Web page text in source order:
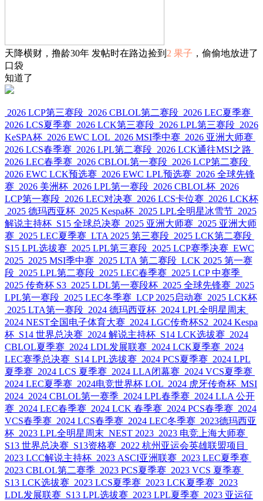
天降横财，撸龄30年 发帖时在路边捡到 2 果子 ，偷偷地放进了
口袋
知道了
2026 LCP第三赛段 2026 CBLOL第二赛段 2026 LEC夏季赛
2026 LCS夏季赛 2026 LCK第三赛段 2026 LPL第三赛段 2026
KeSPA杯 2026 EWC LOL 2026 MSI季中赛 2026 亚洲大师赛
2026 LCS春季赛 2026 LPL第二赛段 2026 LCK通往MSI之路
2026 LEC春季赛 2026 CBLOL第一赛段 2026 LCP第二赛段
2026 EWC LCK预选赛 2026 EWC LPL预选赛 2026 全球先锋
赛 2026 美洲杯 2026 LPL第一赛段 2026 CBLOL杯 2026
LCP第一赛段 2026 LEC对决赛 2026 LCS卡位赛 2026 LCK杯
2025 德玛西亚杯 2025 Kespa杯 2025 LPL全明星冰雪节 2025
解说主持杯 S15 全球总决赛 2025 亚洲大师赛 2025 亚洲大师
赛 2025 LEC夏季赛 LTA 2025 第三赛段 2025 LCK第二赛段
S15 LPL选拔赛 2025 LPL第三赛段 2025 LCP赛季决赛 EWC
2025 2025 MSI季中赛 2025 LTA 第二赛段 LCK 2025 第一赛
段 2025 LPL第二赛段 2025 LEC春季赛 2025 LCP 中赛季
2025 传奇杯 S3 2025 LDL第一赛段杯 2025 全球先锋赛 2025
LPL第一赛段 2025 LEC冬季赛 LCP 2025启动赛 2025 LCK杯
2025 LTA第一赛段 2024 德玛西亚杯 2024 LPL全明星周末
2024 NEST全国电子体育大赛 2024 LGC传奇杯S2 2024 Kespa
杯 S14 世界总决赛 2024 解说主持杯 S14 LCK选拔赛 2024
CBLOL夏季赛 2024 LDL发展联赛 2024 LCK夏季赛 2024
LEC赛季总决赛 S14 LPL选拔赛 2024 PCS夏季赛 2024 LPL
夏季赛 2024 LCS 夏季赛 2024 LLA闭幕赛 2024 VCS夏季赛
2024 LEC夏季赛 2024电竞世界杯 LOL 2024 虎牙传奇杯 MSI
2024 2024 CBLOL第一赛季 2024 LPL春季赛 2024 LLA 公开
赛 2024 LEC春季赛 2024 LCK 春季赛 2024 PCS春季赛 2024
VCS春季赛 2024 LCS春季赛 2024 LEC冬季赛 2023德玛西亚
杯 2023 LPL全明星周末 NEST 2023 2023 电竞上海大师赛
S13 世界总决赛 S13资格赛 2022 杭州亚运会英雄联盟项目
2023 LCC解说主持杯 2023 ASCI亚洲联赛 2023 LEC夏季赛
2023 CBLOL第二赛季 2023 PCS夏季赛 2023 VCS 夏季赛
S13 LCK选拔赛 2023 LCS夏季赛 2023 LCK夏季赛 2023
LDL发展联赛 S13 LPL选拔赛 2023 LPL夏季赛 2023 亚运征